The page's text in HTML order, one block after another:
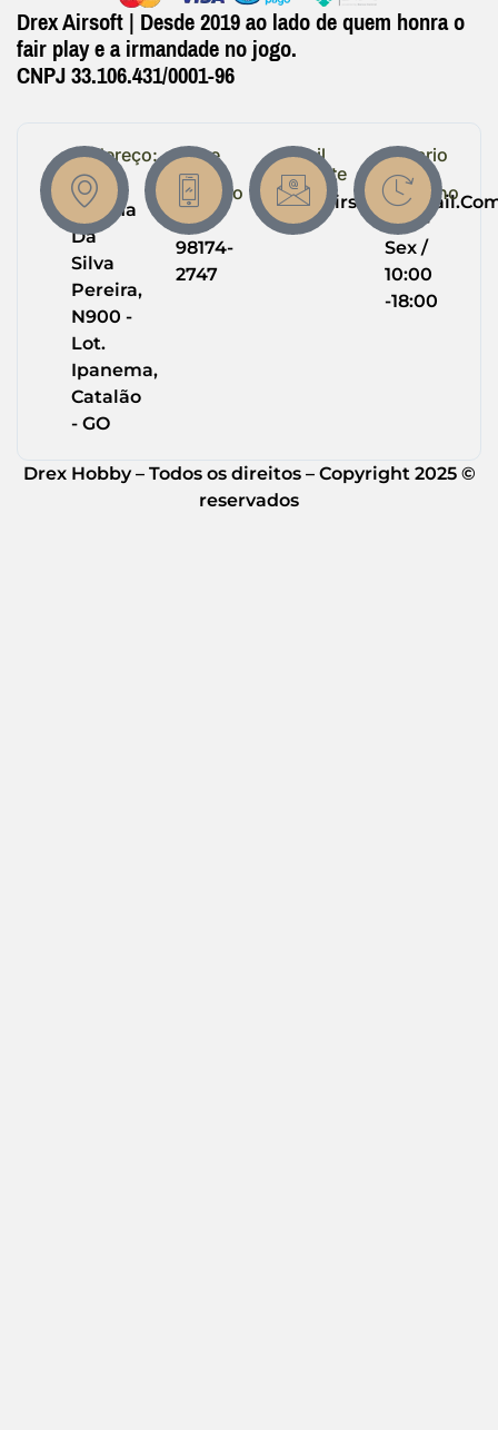
Drex Airsoft | Desde 2019 ao lado de quem honra o
fair play e a irmandade no jogo.
CNPJ 33.106.431/0001-96
Endereço:
R.
Helena
Da
Silva
Pereira,
N900 -
Lot.
Ipanema,
Catalão
- GO
Entre
em
Contato
(64)
98174-
2747
Email
Suporte
Horario
de
Trabalho
Seg -
Sex /
10:00
-18:00
Drex Hobby – Todos os direitos – Copyright 2025 ©
reservados